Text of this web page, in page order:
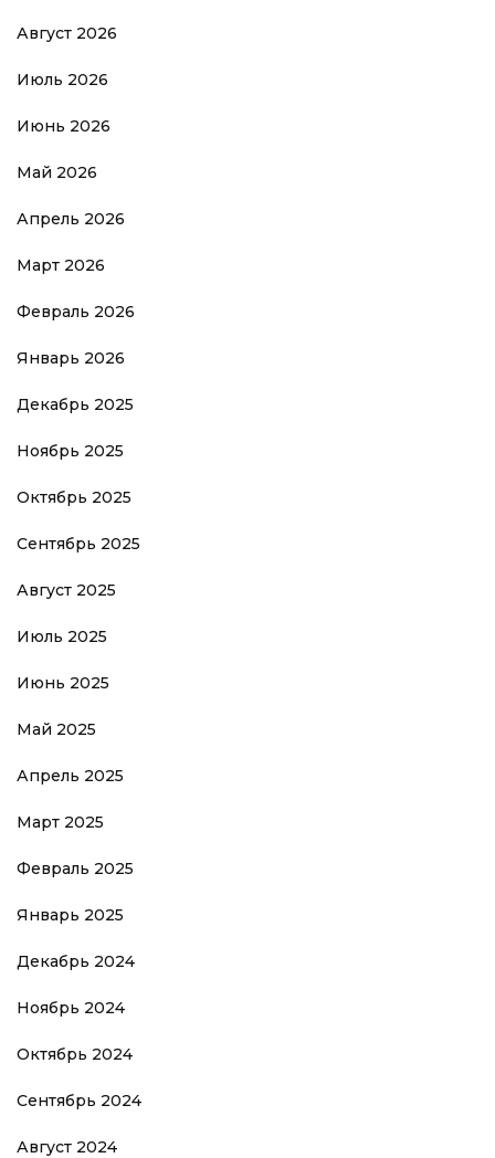
Август 2026
Июль 2026
Июнь 2026
Май 2026
Апрель 2026
Март 2026
Февраль 2026
Январь 2026
Декабрь 2025
Ноябрь 2025
Октябрь 2025
Сентябрь 2025
Август 2025
Июль 2025
Июнь 2025
Май 2025
Апрель 2025
Март 2025
Февраль 2025
Январь 2025
Декабрь 2024
Ноябрь 2024
Октябрь 2024
Сентябрь 2024
Август 2024